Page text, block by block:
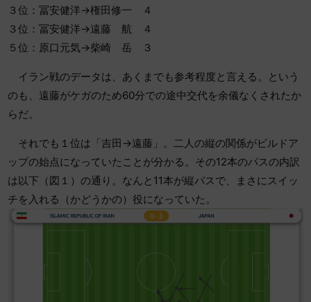
３位：冨安健洋→権田修一 ４
３位：冨安健洋→遠藤 航 ４
５位：原口元気→柴崎 岳 ３
イラン戦のデータは、あくまでも参考程度と言える。という
のも、遠藤がケガのため60分での途中交代を余儀なくされたか
らだ。
それでも１位は「吉田→遠藤」。二人の縦の関係がビルドア
ップの始点になっていたことが分かる。その12本のパスの内訳
は以下（図１）の通り。なんと11本が縦パスで、まさにスイッ
チを入れる（かどうかの）役になっていた。